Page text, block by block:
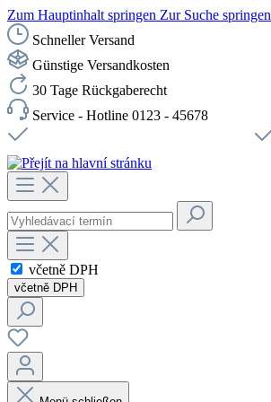
Zum Hauptinhalt springen Zur Suche springen
Schneller Versand
Günstige Versandkosten
30 Tage Rückgaberecht
Service - Hotline 0123 - 45678
včetně DPH
včetně DPH